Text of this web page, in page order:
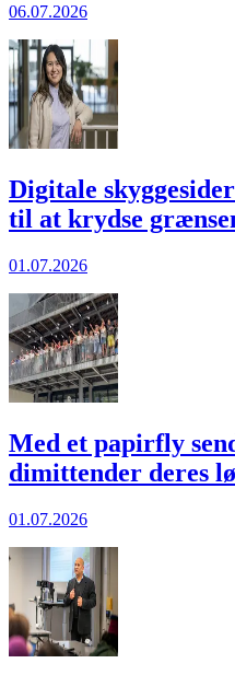
06.07.2026
Digitale
til at krydse
01.07.2026
Med et papirfly
dimittender deres
01.07.2026